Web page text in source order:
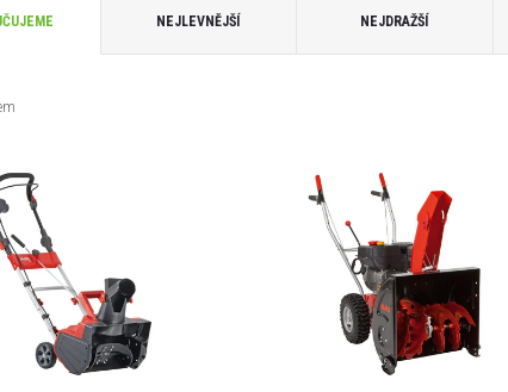
NEJLEVNĚJŠÍ NEJDRAŽŠÍ